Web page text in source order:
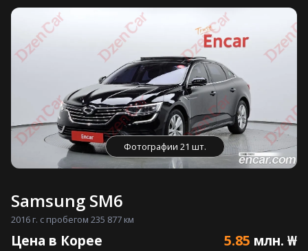
Фотографии 21 шт.
Samsung SM6
2016 г. с пробегом 235 877 км
Цена в Корее 5.85 млн. ₩